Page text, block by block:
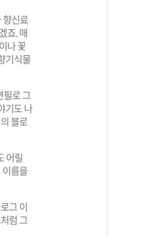
향신료
죠. 매
나 꽃
기식물
필로 그
기도 나
블로
어릴
이름을
그 이
럼 그